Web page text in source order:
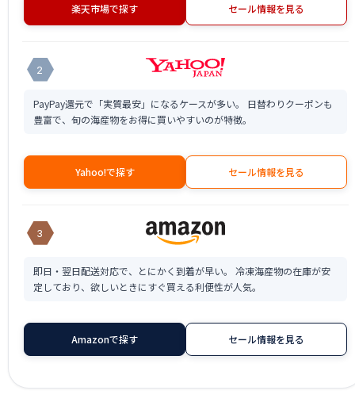
楽天市場で探す セール情報を見る
2
PayPay還元で「実質最安」になるケースが多い。 日替わりクーポンも
豊富で、旬の海産物をお得に買いやすいのが特徴。
Yahoo!で探す セール情報を見る
3
即日・翌日配送対応で、とにかく到着が早い。 冷凍海産物の在庫が安
定しており、欲しいときにすぐ買える利便性が人気。
Amazonで探す セール情報を見る